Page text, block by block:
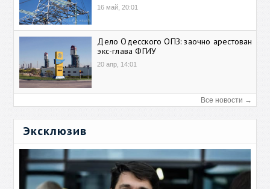
16 май, 20:01
Дело Одесского ОПЗ: заочно арестован
экс-глава ФГИУ
20 апр, 14:01
Все новости →
Эксклюзив